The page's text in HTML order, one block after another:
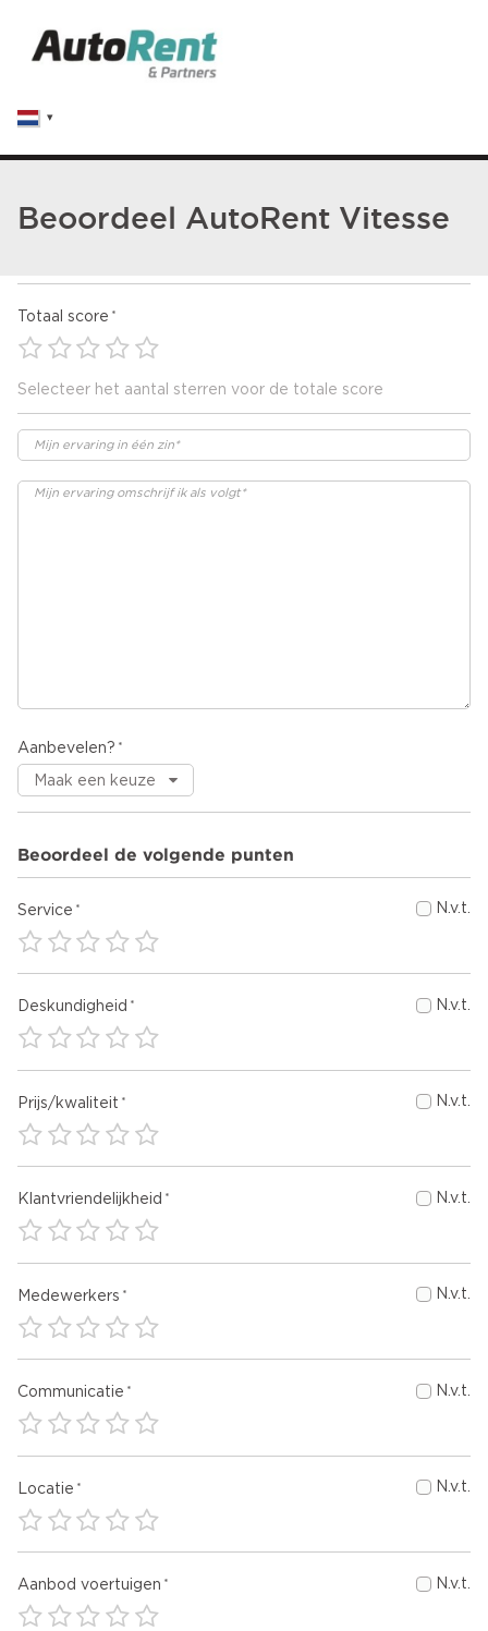
Beoordeel AutoRent Vitesse
Totaal score
Selecteer het aantal sterren voor de totale score
Aanbevelen?
Beoordeel de volgende punten
Service N.v.t.
Deskundigheid N.v.t.
Prijs/kwaliteit N.v.t.
Klantvriendelijkheid N.v.t.
Medewerkers N.v.t.
Communicatie N.v.t.
Locatie N.v.t.
Aanbod voertuigen N.v.t.